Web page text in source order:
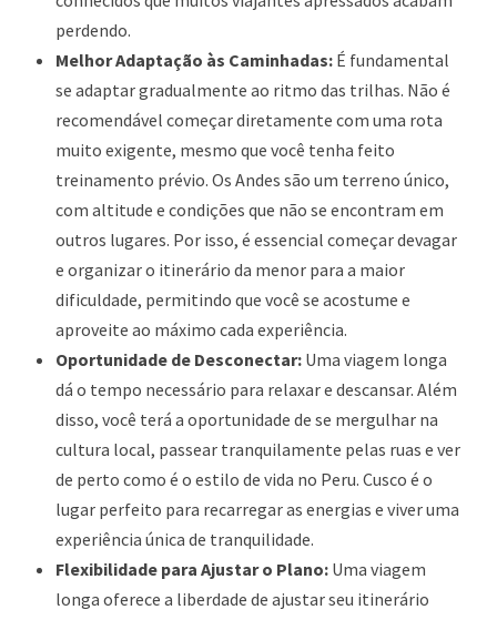
perdendo.
Melhor Adaptação às Caminhadas: É fundamental
se adaptar gradualmente ao ritmo das trilhas. Não é
recomendável começar diretamente com uma rota
muito exigente, mesmo que você tenha feito
treinamento prévio. Os Andes são um terreno único,
com altitude e condições que não se encontram em
outros lugares. Por isso, é essencial começar devagar
e organizar o itinerário da menor para a maior
dificuldade, permitindo que você se acostume e
aproveite ao máximo cada experiência.
Oportunidade de Desconectar: Uma viagem longa
dá o tempo necessário para relaxar e descansar. Além
disso, você terá a oportunidade de se mergulhar na
cultura local, passear tranquilamente pelas ruas e ver
de perto como é o estilo de vida no Peru. Cusco é o
lugar perfeito para recarregar as energias e viver uma
experiência única de tranquilidade.
Flexibilidade para Ajustar o Plano: Uma viagem
longa oferece a liberdade de ajustar seu itinerário